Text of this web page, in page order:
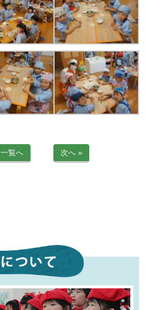
一覧へ 次へ »
ケイアイクラブ
お問い合わせ
医師の許可証
勤務証明書
法人詳細情報
防災計画